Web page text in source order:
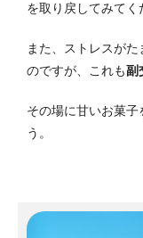
を取り戻してみてく
また、ストレスが
のですが、これも副
その場に甘いお菓子
う。